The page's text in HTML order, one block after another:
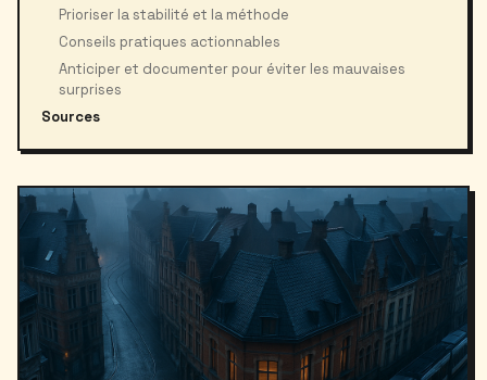
Prioriser la stabilité et la méthode
Conseils pratiques actionnables
Anticiper et documenter pour éviter les mauvaises
surprises
Sources